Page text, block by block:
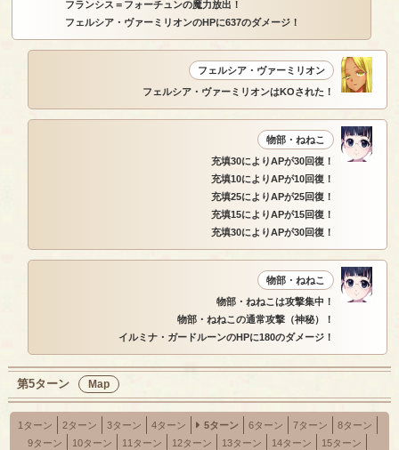
フランシス＝フォーチュンの魔力放出！
フェルシア・ヴァーミリオンのHPに637のダメージ！
フェルシア・ヴァーミリオン
フェルシア・ヴァーミリオンはKOされた！
物部・ねねこ
充填30によりAPが30回復！
充填10によりAPが10回復！
充填25によりAPが25回復！
充填15によりAPが15回復！
充填30によりAPが30回復！
物部・ねねこ
物部・ねねこは攻撃集中！
物部・ねねこの通常攻撃（神秘）！
イルミナ・ガードルーンのHPに180のダメージ！
第5ターン Map
1ターン 2ターン 3ターン 4ターン 5ターン 6ターン 7ターン
8ターン
9ターン
10ターン 11ターン 12ターン 13ターン 14ターン
15ターン